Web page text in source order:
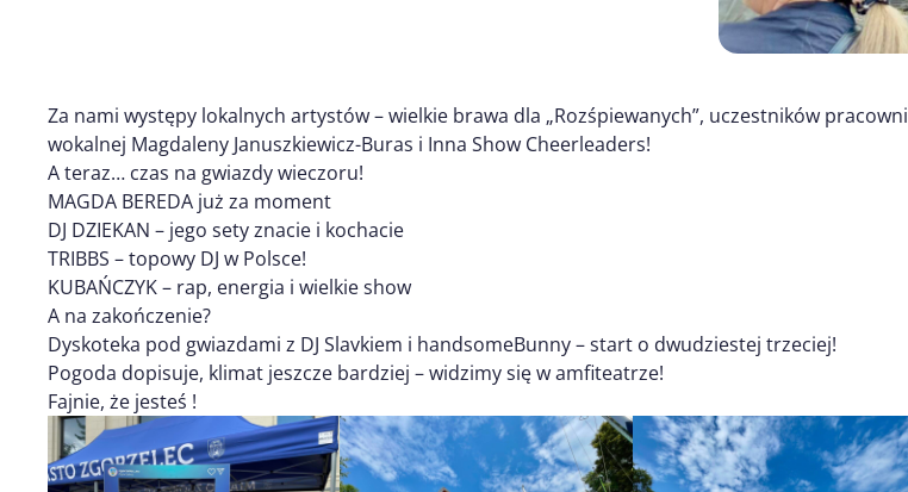
Za nami występy lokalnych artystów – wielkie brawa dla „Rozśpiewanych”, uczestników pracowni
wokalnej Magdaleny Januszkiewicz-Buras i Inna Show Cheerleaders!
A teraz… czas na gwiazdy wieczoru!
MAGDA BEREDA już za moment
DJ DZIEKAN – jego sety znacie i kochacie
TRIBBS – topowy DJ w Polsce!
KUBAŃCZYK – rap, energia i wielkie show
A na zakończenie?
Dyskoteka pod gwiazdami z DJ Slavkiem i handsomeBunny – start o dwudziestej trzeciej!
Pogoda dopisuje, klimat jeszcze bardziej – widzimy się w amfiteatrze!
Fajnie, że jesteś !